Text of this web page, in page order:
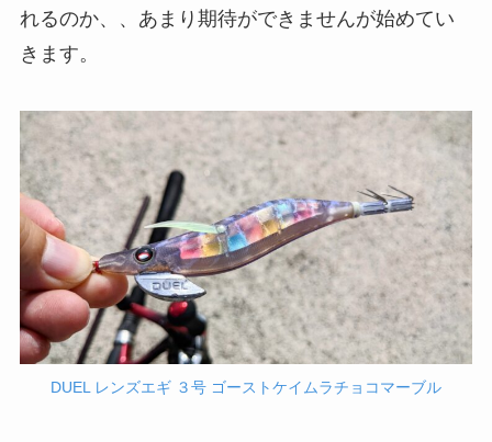
れるのか、、あまり期待ができませんが始めてい
きます。
DUEL レンズエギ ３号 ゴーストケイムラチョコマーブル